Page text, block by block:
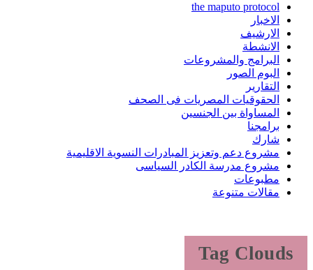
the maputo protocol
الاخبار
الارشيف
الانشطة
البرامج والمشروعات
البوم الصور
التقارير
الحقوقيات المصريات فى الصحف
المساواة بين الجنسين
برامجنا
شارك
مشروع دعم وتعزيز المبادرات النسوية الاقليمية
مشروع مدرسة الكادر السياسى
مطبوعات
مقالات متنوعة
Tag Clouds